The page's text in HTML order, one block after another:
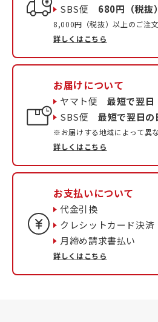
SBS便 680円（税抜）
8,000円（税抜）以上のご注
詳しくはこちら
お届けについて
ヤマト便最短で翌日
SBS便最短で翌日
※お届けする地域によって異な
詳しくはこちら
お支払いについて
代金引換
クレシットカード決済
月締め請求書払い
詳しくはこちら